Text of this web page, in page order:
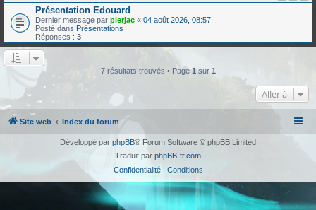
Présentation Edouard
Dernier message par pierjac « 04 août 2026, 08:57
Posté dans Présentations
Réponses : 3
7 résultats trouvés • Page1sur 1
Aller à
Site web Index du forum
Développé par phpBB® Forum Software © phpBB Limited
Traduit par phpBB-fr.com
Confidentialité| Conditions